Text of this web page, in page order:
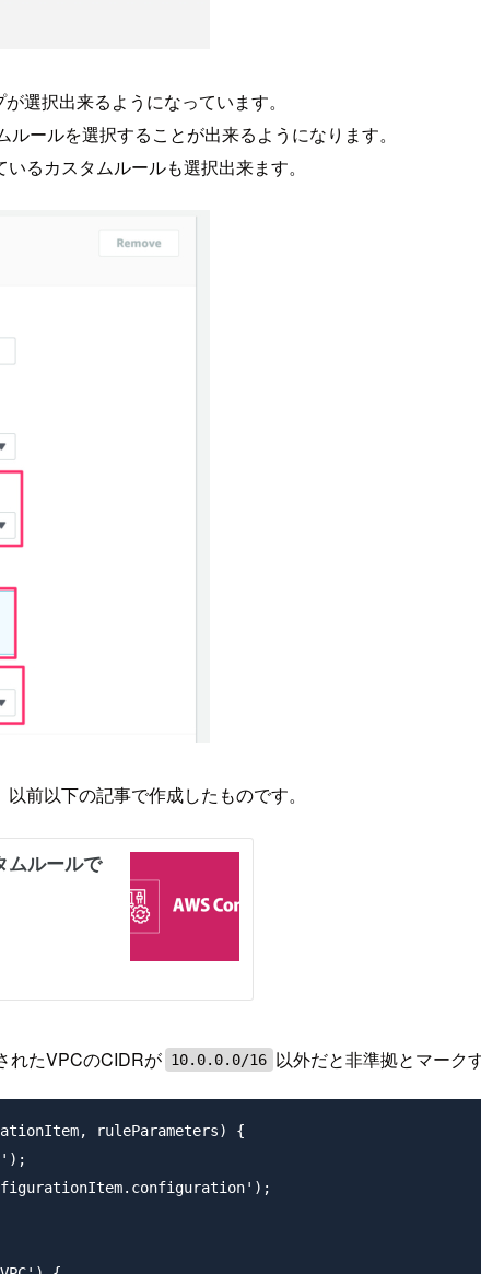
選択出来るようになっています。
ールを選択することが出来るようになります。
るカスタムルールも選択出来ます。
前以下の記事で作成したものです。
れたVPCのCIDRが 10.0.0.0/16 以外だと非準拠とマーク
ruleParameters) {